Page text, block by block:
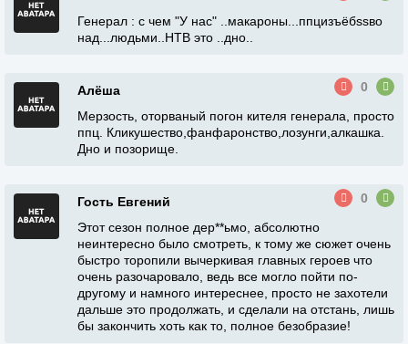
Генерал : с чем "У нас" ..макароны...ппцизъёбssво
над...людьми..НТВ это ..дно..
Алёша
0
Мерзость, оторваный погон кителя генерала, просто
ппц. Кликушество,фанфаронство,лозунги,алкашка.
Дно и позорище.
Гость Евгений
0
Этот сезон полное дер**ьмо, абсолютно
неинтересно было смотреть, к тому же сюжет очень
быстро торопили вычеркивая главных героев что
очень разочаровало, ведь все могло пойти по-
другому и намного интереснее, просто не захотели
дальше это продолжать, и сделали на отстань, лишь
бы закончить хоть как то, полное безобразие!